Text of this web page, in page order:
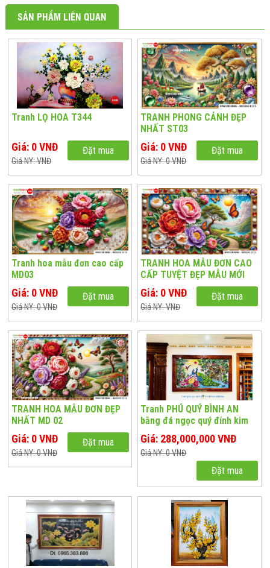
SẢN PHẨM LIÊN QUAN
Tranh LỌ HOA T344
Giá: 0 VNĐ
Giá NY: VNĐ
Đặt mua
TRANH PHONG CẢNH ĐẸP
NHẤT ST03
Giá: 0 VNĐ
Giá NY: 0 VNĐ
Đặt mua
Tranh hoa mẫu đơn cao cấp
MD03
Giá: 0 VNĐ
Giá NY: 0 VNĐ
Đặt mua
TRANH HOA MẪU ĐƠN CAO
CẤP TUYỆT ĐẸP MẪU MỚI
CHƯA TỪNG CÓ TRÊN THI
TRƯỜNG
Giá: 0 VNĐ
Giá NY: VNĐ
Đặt mua
TRANH HOA MẪU ĐƠN ĐẸP
NHẤT MD 02
Giá: 0 VNĐ
Giá NY: 0 VNĐ
Đặt mua
Tranh PHÚ QUÝ BÌNH AN
bằng đá ngọc quý đính kim
cương tuyệt đỉnh PQ-102
Giá: 288,000,000 VNĐ
Giá NY: 0 VNĐ
Đặt mua